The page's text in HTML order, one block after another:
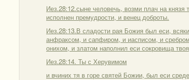
Иез.28:12.сыне человечь, возми плач на князя
исполнен премудрости, и венец доброты.
Иез.28:13.В сладости рая Божия был еси,
анфраксом, и сапфиром, и иасписом, и
онихом, и златом наполнил еси сокровища
Иез.28:14. Ты с Херувимом
и вчиних тя в горе святей Божии, был еси